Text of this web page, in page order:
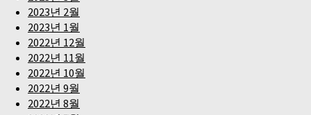
2023년 2월
2023년 1월
2022년 12월
2022년 11월
2022년 10월
2022년 9월
2022년 8월